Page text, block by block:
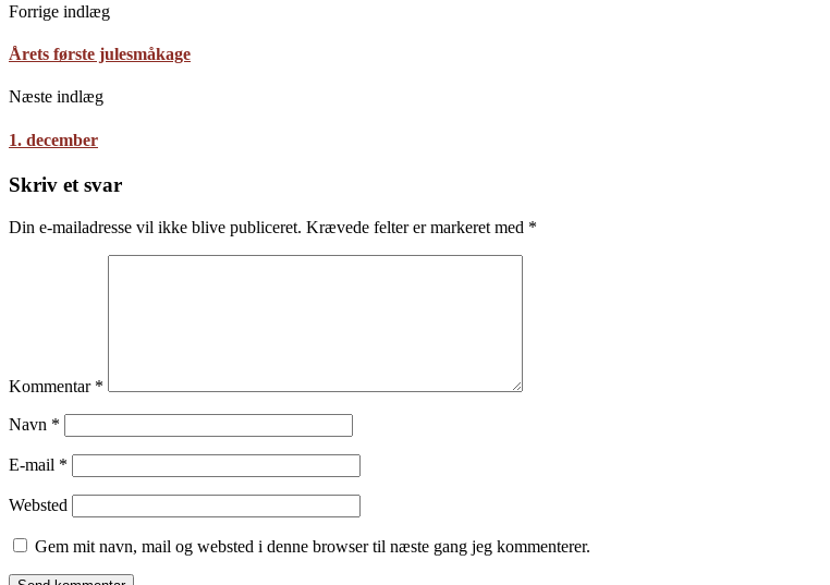
Forrige indlæg
Årets første julesmåkage
Næste indlæg
1. december
Skriv et svar
Din e-mailadresse vil ikke blive publiceret. Krævede felter er markeret med *
Kommentar *
Navn *
E-mail *
Websted
Gem mit navn, mail og websted i denne browser til næste gang jeg kommenterer.